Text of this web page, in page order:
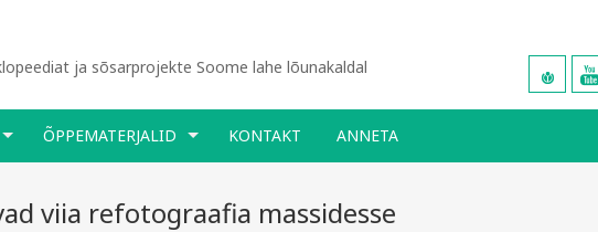
ja sõsarprojekte Soome lahe lõunakaldal
ÕPPEMATERJALID KONTAKT ANNETA
viia refotograafia massidesse